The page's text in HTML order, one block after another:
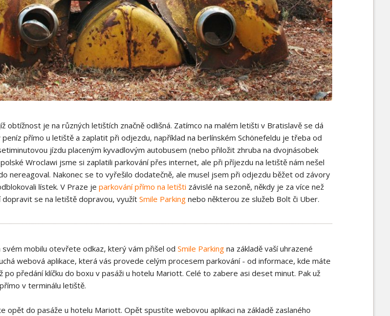
obtížnost je na různých letištích značně odlišná. Zatímco na malém letišti v Bratislavě se dá
přímo u letiště a zaplatit při odjezdu, například na berlínském Schönefeldu je třeba od
jízdu placeným kyvadlovým autobusem (nebo přiložit zhruba na dvojnásobek
Wroclawi jsme si zaplatili parkování přes internet, ale při příjezdu na letiště nám nešel
nereagoval. Nakonec se to vyřešilo dodatečně, ale musel jsem při odjezdu běžet od závory
lístek. V Praze je parkování přímo na letišti závislé na sezoně, někdy je za více než
se na letiště dopravou, využít Smile Parkingnebo některou ze služeb Bolt či Uber.
svém mobilu otevřete odkaz, který vám přišel od Smile Parkingna základě vaší uhrazené
webová aplikace, která vás provede celým procesem parkování - od informace, kde máte
po předání klíčku do boxu v pasáži u hotelu Mariott. Celé to zabere asi deset minut. Pak už
v terminálu letiště.
opět do pasáže u hotelu Mariott. Opět spustíte webovou aplikaci na základě zaslaného